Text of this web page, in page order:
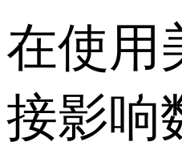
在使用
接影响